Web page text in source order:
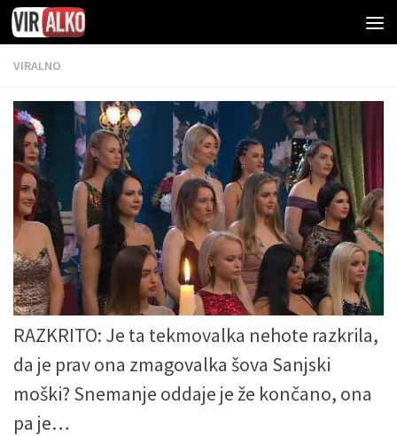
VIRALNO
RAZKRITO: Je ta tekmovalka nehote razkrila,
da je prav ona zmagovalka šova Sanjski
moški? Snemanje oddaje je že končano, ona
pa je…